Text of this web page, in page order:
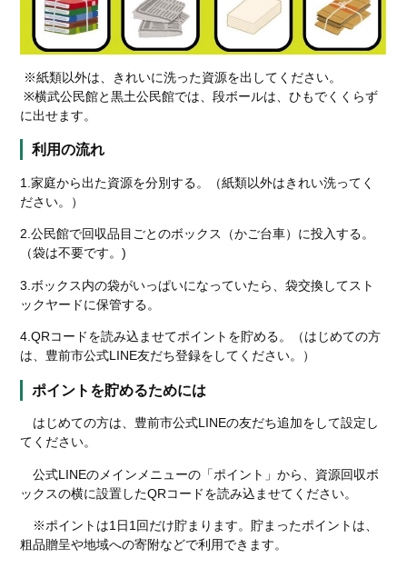
※紙類以外は、きれいに洗った資源を出してください。
※横武公民館と黒土公民館では、段ボールは、ひもでくくらず
に出せます。
利用の流れ
1.家庭から出た資源を分別する。（紙類以外はきれい洗ってく
ださい。）
2.公民館で回収品目ごとのボックス（かご台車）に投入する。
（袋は不要です。)
3.ボックス内の袋がいっぱいになっていたら、袋交換してスト
ックヤードに保管する。
4.QRコードを読み込ませてポイントを貯める。（はじめての方
は、豊前市公式LINE友だち登録をしてください。）
ポイントを貯めるためには
はじめての方は、豊前市公式LINEの友だち追加をして設定し
てください。
公式LINEのメインメニューの「ポイント」から、資源回収ボ
ックスの横に設置したQRコードを読み込ませてください。
※ポイントは1日1回だけ貯まります。貯まったポイントは、
粗品贈呈や地域への寄附などで利用できます。